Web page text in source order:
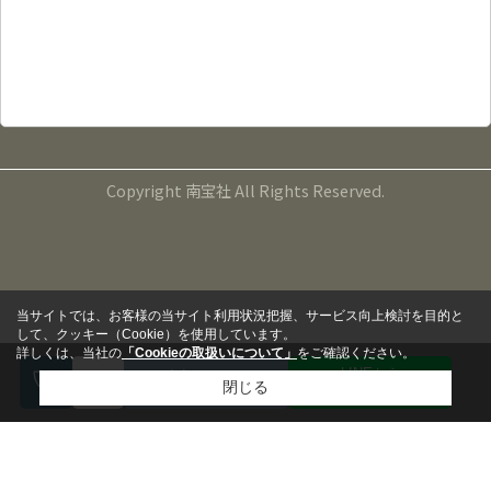
Copyright 南宝社 All Rights Reserved.
来店予約
LINEから
当サイトでは、お客様の当サイト利用状況把握、サービス向上検討を目的と
して、クッキー（Cookie）を使用しています。
詳しくは、当社の 「Cookieの取扱いについて」をご確認ください。
閉じる